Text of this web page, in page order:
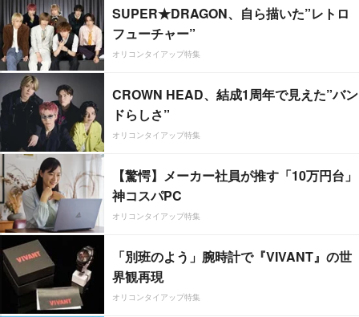
SUPER★DRAGON、自ら描いた”レトロ
フューチャー”
オリコンタイアップ特集
CROWN HEAD、結成1周年で見えた”バン
ドらしさ”
オリコンタイアップ特集
【驚愕】メーカー社員が推す「10万円台」
神コスパPC
オリコンタイアップ特集
「別班のよう」腕時計で『VIVANT』の世
界観再現
オリコンタイアップ特集